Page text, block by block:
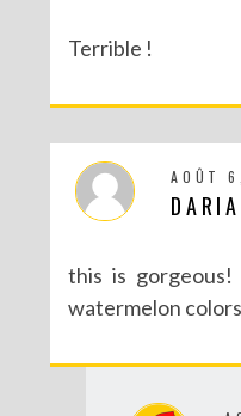
Terrible !
AOÛT
DARIA
this is
watermelon